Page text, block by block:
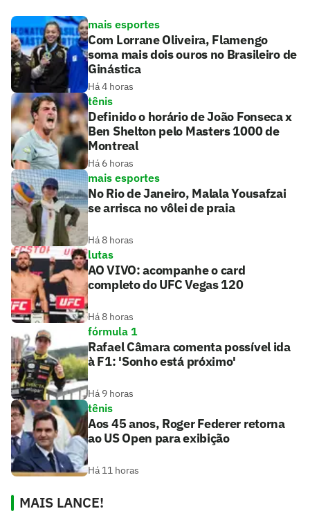
mais esportes
Com Lorrane Oliveira, Flamengo
soma mais dois ouros no Brasileiro de
Ginástica
Há 4 horas
tênis
Definido o horário de João Fonseca x
Ben Shelton pelo Masters 1000 de
Montreal
Há 6 horas
mais esportes
No Rio de Janeiro, Malala Yousafzai
se arrisca no vôlei de praia
Há 8 horas
lutas
AO VIVO: acompanhe o card
completo do UFC Vegas 120
Há 8 horas
fórmula 1
Rafael Câmara comenta possível ida
à F1: 'Sonho está próximo'
Há 9 horas
tênis
Aos 45 anos, Roger Federer retorna
ao US Open para exibição
Há 11 horas
MAIS LANCE!